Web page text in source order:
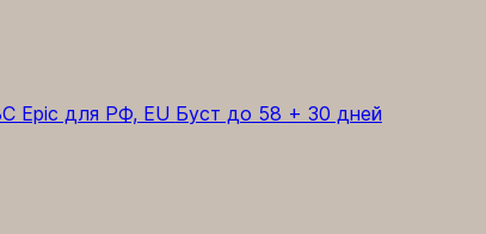
Epic для РФ, EU Буст до 58 + 30 дней